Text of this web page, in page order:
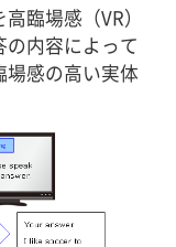
臨場感（VR）
内容によって
場感の高い実体